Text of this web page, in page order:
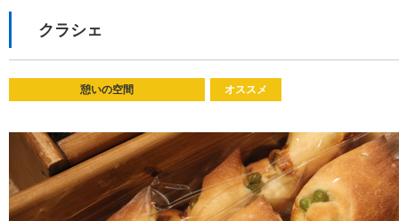
クラシェ
憩いの空間 オススメ